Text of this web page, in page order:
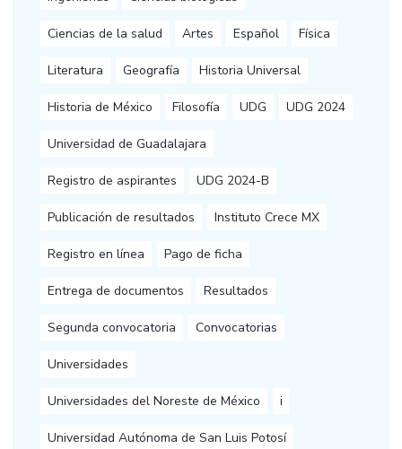
Ciencias de la salud Artes Español Física
Literatura Geografía Historia Universal
Historia de México Filosofía UDG UDG 2024
Universidad de Guadalajara
Registro de aspirantes UDG 2024-B
Publicación de resultados Instituto Crece MX
Registro en línea Pago de ficha
Entrega de documentos Resultados
Segunda convocatoria Convocatorias
Universidades
Universidades del Noreste de México i
Universidad Autónoma de San Luis Potosí